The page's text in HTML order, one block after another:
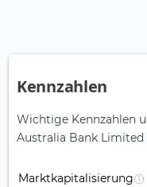
Kennzahlen
Wichtige Kennzahlen
Australia Bank Limited
Marktkapitalisierung